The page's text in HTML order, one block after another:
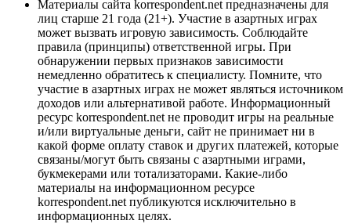
Материалы сайта korrespondent.net предназначены для
лиц старше 21 года (21+). Участие в азартных играх
может вызвать игровую зависимость. Соблюдайте
правила (принципы) ответственной игры. При
обнаружении первых признаков зависимости
немедленно обратитесь к специалисту. Помните, что
участие в азартных играх не может являться источником
доходов или альтернативой работе. Информационный
ресурс korrespondent.net не проводит игры на реальные
и/или виртуальные деньги, сайт не принимает ни в
какой форме оплату ставок и других платежей, которые
связаны/могут быть связаны с азартными играми,
букмекерами или тотализаторами. Какие-либо
материалы на информационном ресурсе
korrespondent.net публикуются исключительно в
информационных целях.